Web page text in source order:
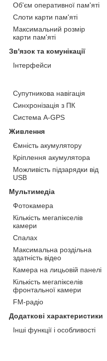
Об'єм оперативної пам'яті
Слоти карти пам'яті
Максимальний розмір
карти пам'яті
Зв'язок та комунікації
Інтерфейси
Супутникова навігація
Синхронізація з ПК
Система A-GPS
Живлення
Ємність акумулятору
Кріплення акумулятора
Можливість підзарядки від
USB
Мультимедіа
Фотокамера
Кількість мегапікселів
камери
Спалах
Максимальна роздільна
здатність відео
Камера на лицьовій панелі
Кількість мегапікселів
фронтальної камери
FM-радіо
Додаткові характеристики
Інші функції і особливості